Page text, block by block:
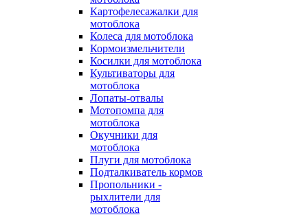
Картофелесажалки для
мотоблока
Колеса для мотоблока
Кормоизмельчители
Косилки для мотоблока
Культиваторы для
мотоблока
Лопаты-отвалы
Мотопомпа для
мотоблока
Окучники для
мотоблока
Плуги для мотоблока
Подталкиватель кормов
Пропольники -
рыхлители для
мотоблока